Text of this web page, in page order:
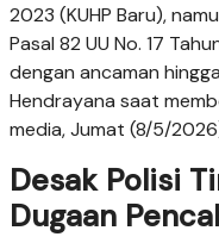
2023 (KUHP Baru),
Pasal 82 UU No. 17
dengan ancaman
Hendrayana saat
media, Jumat (8/5/
Desak Polisi
Dugaan